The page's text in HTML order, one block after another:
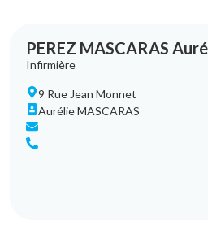
PEREZ MASCARAS
Infirmière
9 Rue Jean Monnet
Aurélie MASCARAS